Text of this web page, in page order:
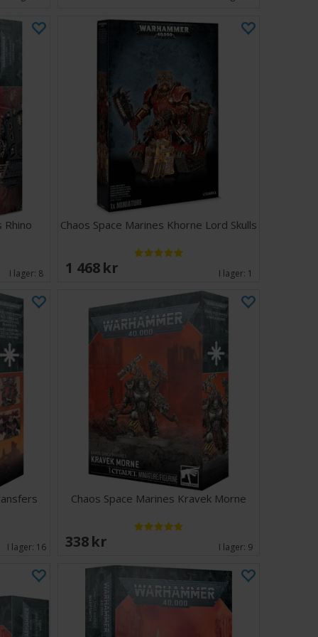
Rhino
I lager: 8
Chaos Space Marines Khorne Lord Skulls
1 468 SEK I lager: 1
I lager: 16
Chaos Space Marines Kravek Morne
338 SEK I lager: 9